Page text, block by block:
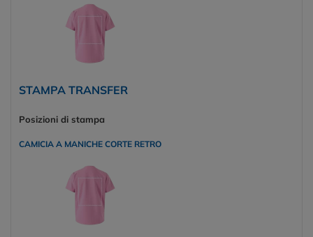
STAMPA TRANSFER
Posizioni di stampa
CAMICIA A MANICHE CORTE RETRO